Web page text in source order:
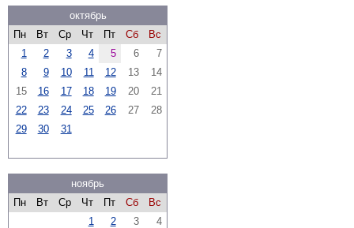
октябрь
Пн
Вт Ср Чт Пт Сб
Вс
1
2 3 4 5 6
7
8
9 10 11 12 13
14
15
16 17 18 19 20
21
22
23 24 25 26 27
28
29
30 31
ноябрь
Пн
Вт Ср Чт Пт Сб
Вс
1
2 3
4